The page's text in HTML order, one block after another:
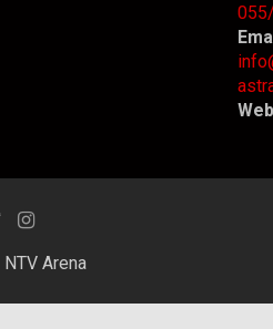
NTV Arena